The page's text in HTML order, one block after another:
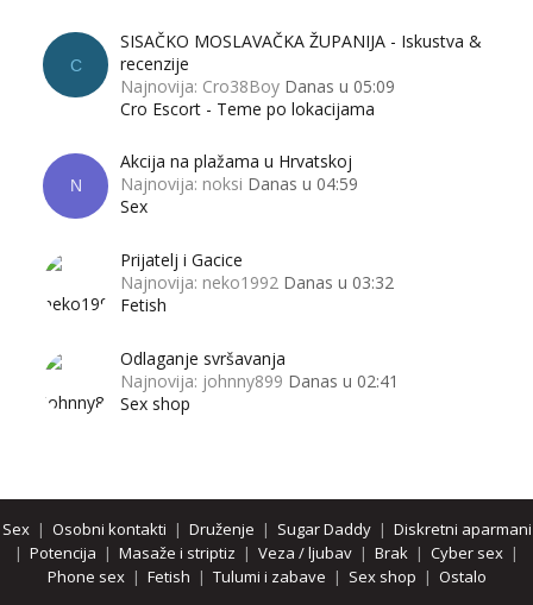
C
SISAČKO MOSLAVAČKA ŽUPANIJA - Iskustva &
recenzije
Najnovija: Cro38Boy Danas u 05:09
Cro Escort - Teme po lokacijama
N
Akcija na plažama u Hrvatskoj
Najnovija: noksi Danas u 04:59
Sex
Prijatelj i Gacice
Najnovija: neko1992 Danas u 03:32
Fetish
Odlaganje svršavanja
Najnovija: johnny899 Danas u 02:41
Sex shop
Sex| Osobni kontakti | Druženje | Sugar Daddy| Diskretni aparmani
| Potencija | Masaže i striptiz | Veza / ljubav | Brak | Cyber sex |
Phone sex| Fetish | Tulumi i zabave | Sex shop | Ostalo